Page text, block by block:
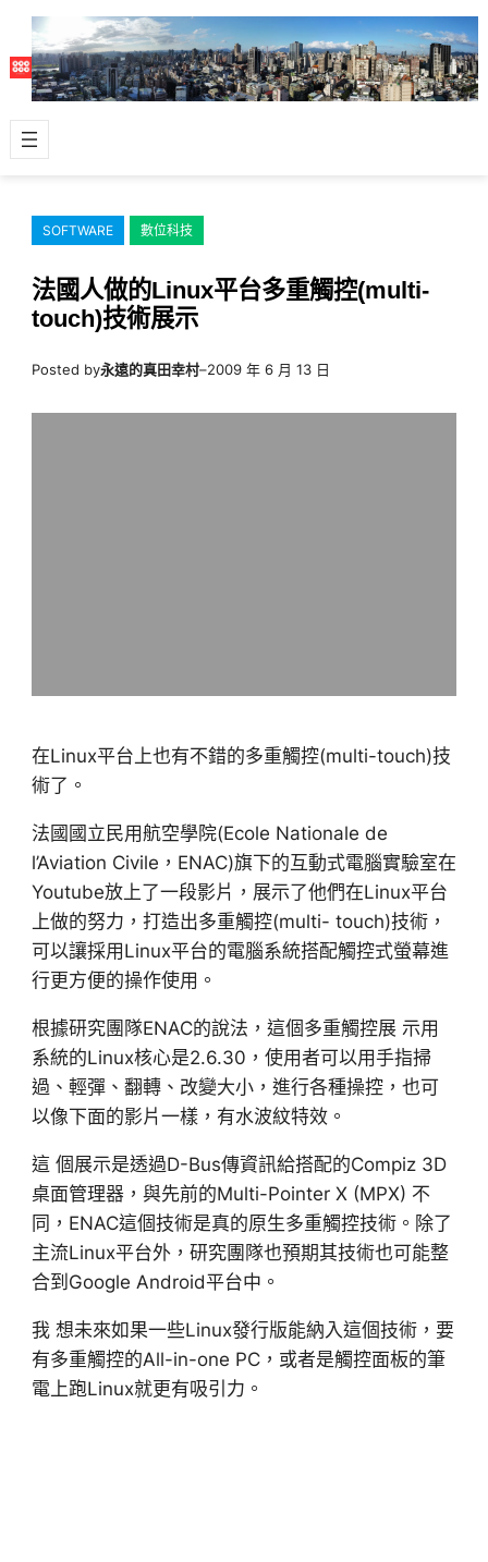
主
容
SOFTWARE 數位科技
法國人做的Linux平台多重觸控(multi-
touch)技術展示
Posted by永遠的真田幸村–2009 年 6 月 13 日
在Linux平台上也有不錯的多重觸控(multi-touch)技
術了。
法國國立民用航空學院(Ecole Nationale de
l’Aviation Civile，ENAC)旗下的互動式電腦實驗室在
Youtube放上了一段影片，展示了他們在Linux平台
上做的努力，打造出多重觸控(multi- touch)技術，
可以讓採用Linux平台的電腦系統搭配觸控式螢幕進
行更方便的操作使用。
根據研究團隊ENAC的說法，這個多重觸控展 示用
系統的Linux核心是2.6.30，使用者可以用手指掃
過、輕彈、翻轉、改變大小，進行各種操控，也可
以像下面的影片一樣，有水波紋特效。
這 個展示是透過D-Bus傳資訊給搭配的Compiz 3D
桌面管理器，與先前的Multi-Pointer X (MPX) 不
同，ENAC這個技術是真的原生多重觸控技術。除了
主流Linux平台外，研究團隊也預期其技術也可能整
合到Google Android平台中。
我 想未來如果一些Linux發行版能納入這個技術，要
有多重觸控的All-in-one PC，或者是觸控面板的筆
電上跑Linux就更有吸引力。